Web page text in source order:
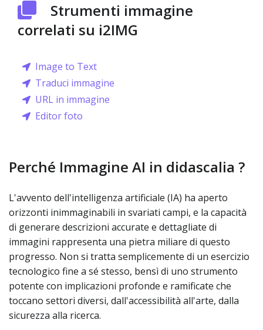
Strumenti immagine
correlati su i2IMG
Image to Text
Traduci immagine
URL in immagine
Editor foto
Perché Immagine AI in didascalia ?
L'avvento dell'intelligenza artificiale (IA) ha aperto
orizzonti inimmaginabili in svariati campi, e la capacità
di generare descrizioni accurate e dettagliate di
immagini rappresenta una pietra miliare di questo
progresso. Non si tratta semplicemente di un esercizio
tecnologico fine a sé stesso, bensì di uno strumento
potente con implicazioni profonde e ramificate che
toccano settori diversi, dall'accessibilità all'arte, dalla
sicurezza alla ricerca.